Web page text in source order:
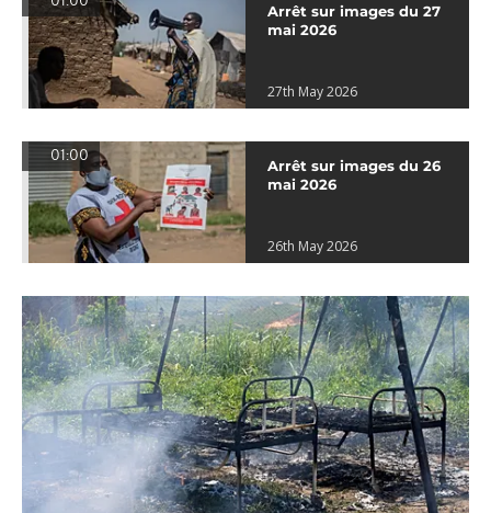
Arrêt sur images du 27
mai 2026
27th May 2026
01:00
Arrêt sur images du 26
mai 2026
26th May 2026